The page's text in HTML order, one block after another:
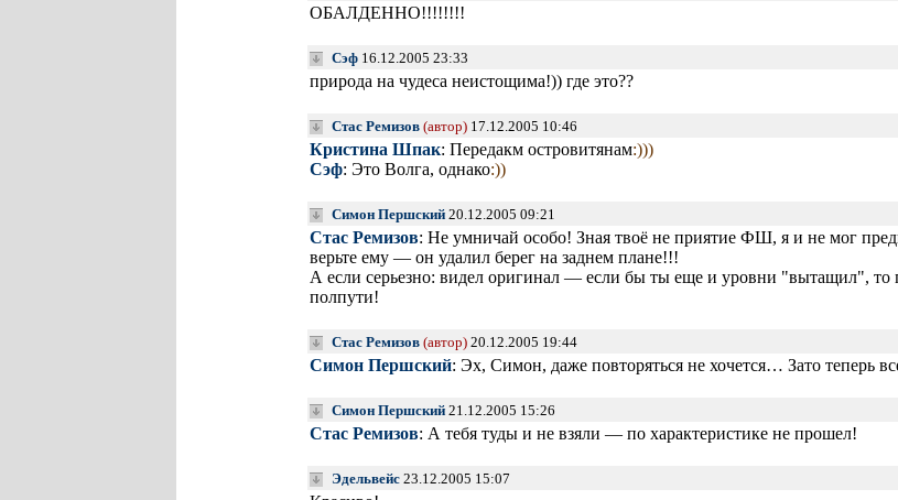
ОБАЛДЕННО!!!!!!!!
Сэф16.12.2005 23:33
природа на чудеса неистощима!)) где это??
Стас Ремизов (автор)17.12.2005 10:46
Кристина Шпак: Передакм островитянам:)))
Сэф: Это Волга, однако:))
Симон Першский20.12.2005 09:21
Стас Ремизов: Не умничай особо! Зная твоё не приятие ФШ, я и не мог
верьте ему — он удалил берег на заднем плане!!!
А если серьезно: видел оригинал — если бы ты еще и уровни "вытащил", то
полпути!
Стас Ремизов (автор)20.12.2005 19:44
Симон Першский: Эх, Симон, даже повторяться не хочется… Зато теперь
Симон Першский21.12.2005 15:26
Стас Ремизов: А тебя туды и не взяли — по характеристике не прошел!
Эдельвейс23.12.2005 15:07